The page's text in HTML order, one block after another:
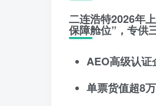
二连浩特2026年
保障舱位”，专供
AEO高级认证
单票货值超8